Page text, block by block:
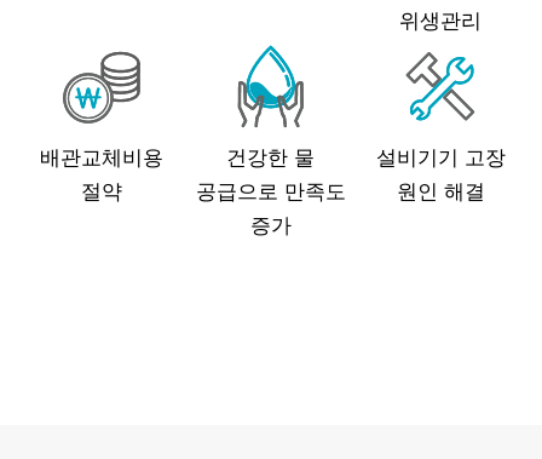
위생관리
배관교체비용
절약
건강한 물
공급으로 만족도
증가
설비기기 고장
원인 해결